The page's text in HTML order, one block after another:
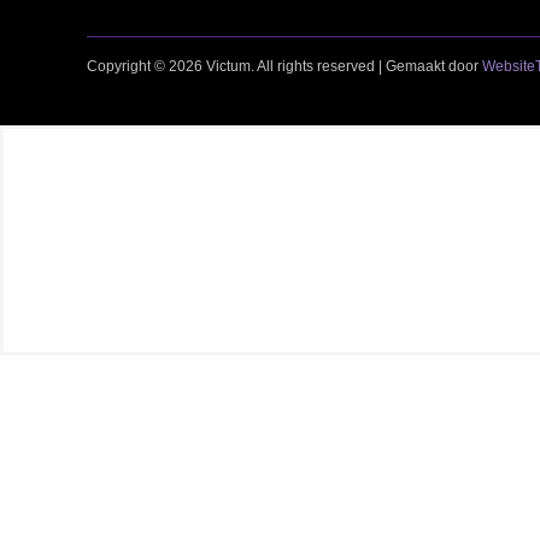
Copyright © 2026 Victum. All rights reserved | Gemaakt door